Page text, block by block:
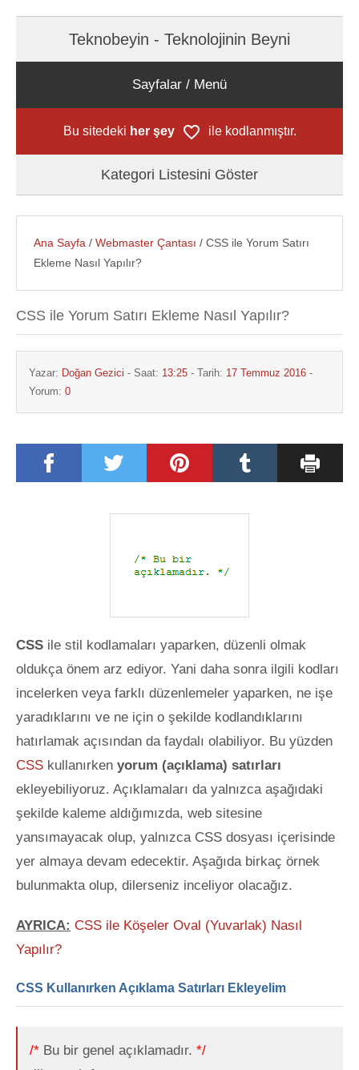
Teknobeyin - Teknolojinin Beyni
Sayfalar / Menü
Bu sitedeki her şey ile kodlanmıştır.
Kategori Listesini Göster
Ana Sayfa /Webmaster Çantası / CSS ile Yorum Satırı
Ekleme Nasıl Yapılır?
CSS ile Yorum Satırı Ekleme Nasıl Yapılır?
Yazar: Doğan Gezici - Saat: 13:25 - Tarih: 17 Temmuz 2016 -
Yorum: 0
CSS ile stil kodlamaları yaparken, düzenli olmak
oldukça önem arz ediyor. Yani daha sonra ilgili kodları
incelerken veya farklı düzenlemeler yaparken, ne işe
yaradıklarını ve ne için o şekilde kodlandıklarını
hatırlamak açısından da faydalı olabiliyor. Bu yüzden
CSS kullanırken yorum (açıklama) satırları
ekleyebiliyoruz. Açıklamaları da yalnızca aşağıdaki
şekilde kaleme aldığımızda, web sitesine
yansımayacak olup, yalnızca CSS dosyası içerisinde
yer almaya devam edecektir. Aşağıda birkaç örnek
bulunmakta olup, dilerseniz inceliyor olacağız.
AYRICA: CSS ile Köşeler Oval (Yuvarlak) Nasıl
Yapılır?
CSS Kullanırken Açıklama Satırları Ekleyelim
/* Bu bir genel açıklamadır. */